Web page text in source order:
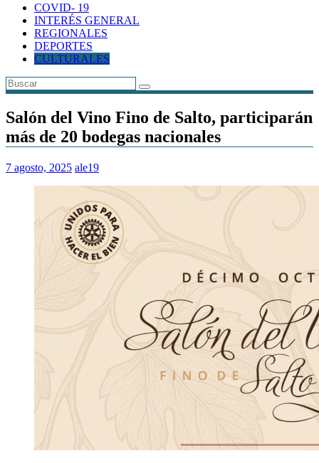
COVID- 19
INTERÉS GENERAL
REGIONALES
DEPORTES
CULTURALES
Salón del Vino Fino de Salto, participarán
más de 20 bodegas nacionales
7 agosto, 2025 ale19